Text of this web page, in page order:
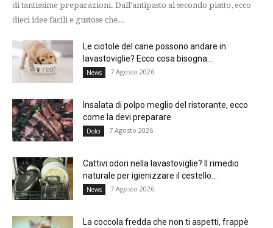
di tantissime preparazioni. Dall'antipasto al secondo piatto, ecco
dieci idee facili e gustose che...
Le ciotole del cane possono andare in
lavastoviglie? Ecco cosa bisogna...
News 7 Agosto 2026
Insalata di polpo meglio del ristorante, ecco
come la devi preparare
Dolci 7 Agosto 2026
Cattivi odori nella lavastoviglie? Il rimedio
naturale per igienizzare il cestello...
News 7 Agosto 2026
La coccola fredda che non ti aspetti, frappè